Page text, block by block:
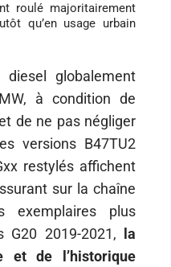
roulé majoritairement
qu’en usage urbain
globalement
à condition de
de ne pas négliger
versions B47TU2
restylés affichent
sur la chaîne
exemplaires plus
G20 2019-2021, la
et de l’historique